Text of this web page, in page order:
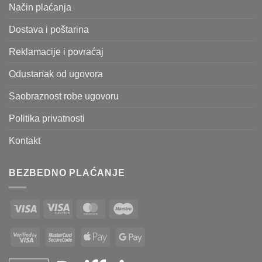
Način plaćanja
Dostava i poštarina
Reklamacije i povraćaj
Odustanak od ugovora
Saobraznost robe ugovoru
Politika privatnosti
Kontakt
BEZBEDNO PLAĆANJE
Visa
Visa
MasterCard
Visa
MasterCardApple
Google